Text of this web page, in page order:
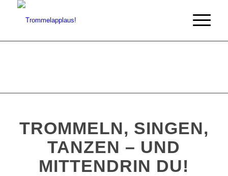
TROMMELN, SINGEN,
TANZEN – UND
MITTENDRIN DU!